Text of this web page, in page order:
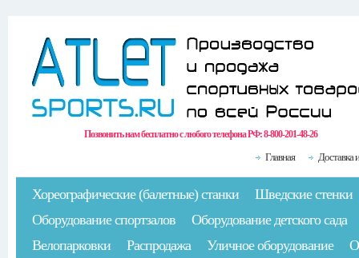
Позвонить нам бесплатно с любого телефона РФ:8-800-201-48-26
Главная Доставка
Хореографические (балетные) станки
Шведские стенки
Оборудование спортзалов
Оборудование детского сада
Велопарковки
Распродажа Уличное оборудование